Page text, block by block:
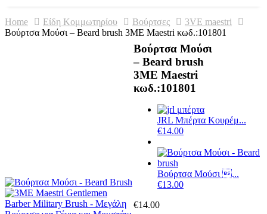
Home Είδη Κομμωτηρίου Βούρτσες
3VE maestri
Βούρτσα Μούσι – Beard brush 3ME Maestri κωδ.:101801
Βούρτσα Μούσι
– Beard brush
3ME Maestri
κωδ.:101801
JRL Μπέρτα Κουρέμ...
€14.00
Βούρτσα Μούσι ...
€13.00
€14.00